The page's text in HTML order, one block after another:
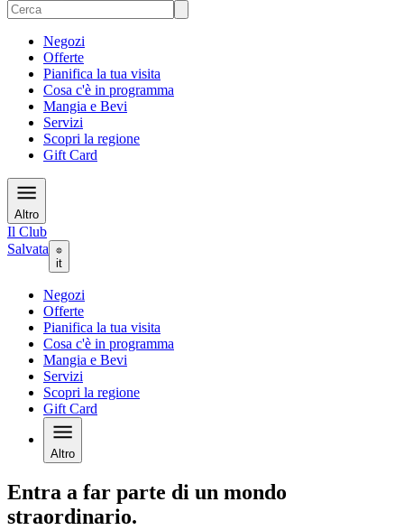
Negozi
Offerte
Pianifica la tua visita
Cosa c'è in programma
Mangia e Bevi
Servizi
Scopri la regione
Gift Card
Altro
Il Club
Salvata
it
Negozi
Offerte
Pianifica la tua visita
Cosa c'è in programma
Mangia e Bevi
Servizi
Scopri la regione
Gift Card
Altro
Entra a far parte di un mondo
straordinario.